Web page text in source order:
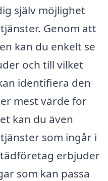
själv möjlighet
Genom att
kan du enkelt se
och till vilket
identifiera den
mest värde för
kan du även
som ingår i
erbjuder
som kan passa